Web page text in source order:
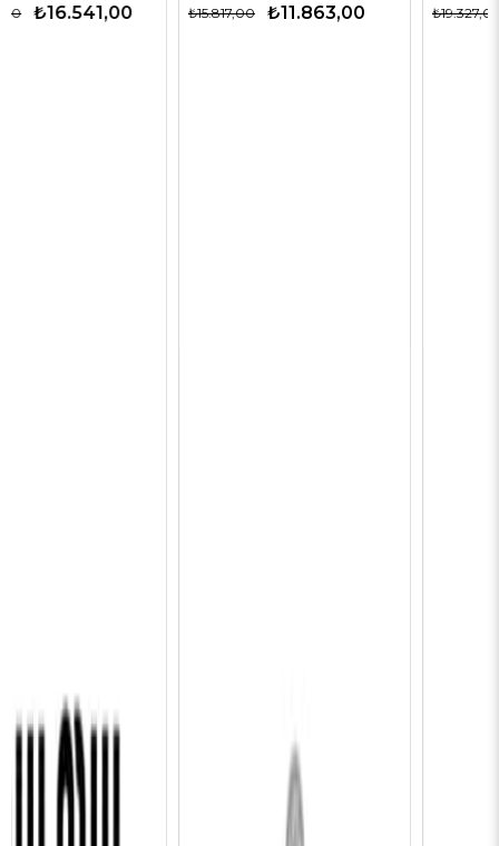
₺11.863,00
₺15.817,00 ₺12.563,00
₺19.327,00